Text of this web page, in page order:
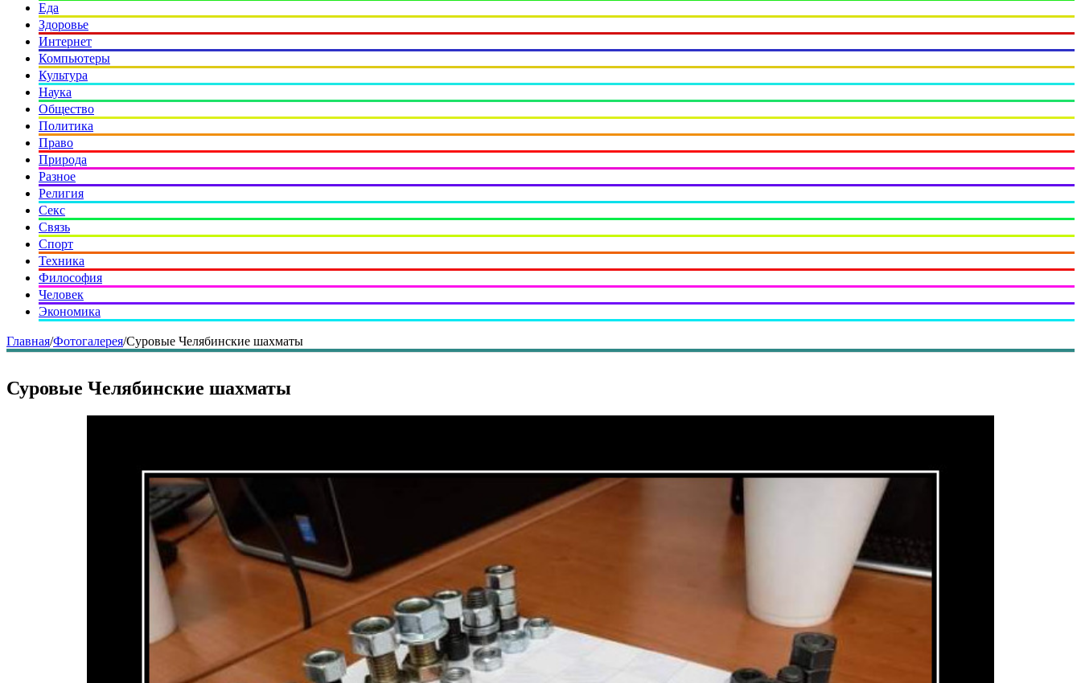
Еда
Здоровье
Интернет
Компьютеры
Культура
Наука
Общество
Политика
Право
Природа
Разное
Религия
Секс
Связь
Спорт
Техника
Философия
Человек
Экономика
Главная/Фотогалерея/Суровые Челябинские шахматы
Суровые Челябинские шахматы